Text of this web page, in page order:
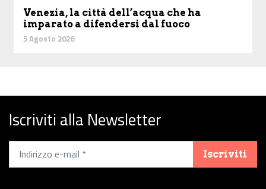
Venezia, la città dell’acqua che ha
imparato a difendersi dal fuoco
5 Agosto 2026
Iscriviti alla Newsletter
Iscriviti